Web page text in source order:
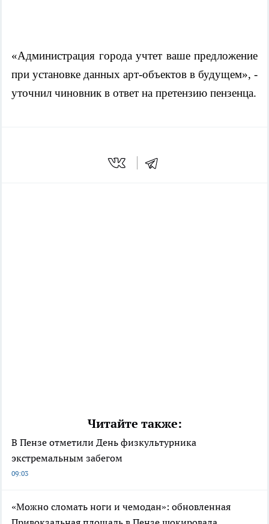
«Администрация города учтет ваше предложение
при установке данных арт-объектов в будущем», -
уточнил чиновник в ответ на претензию пензенца.
Читайте также:
В Пензе отметили День физкультурника
экстремальным забегом
09:03
«Можно сломать ноги и чемодан»: обновленная